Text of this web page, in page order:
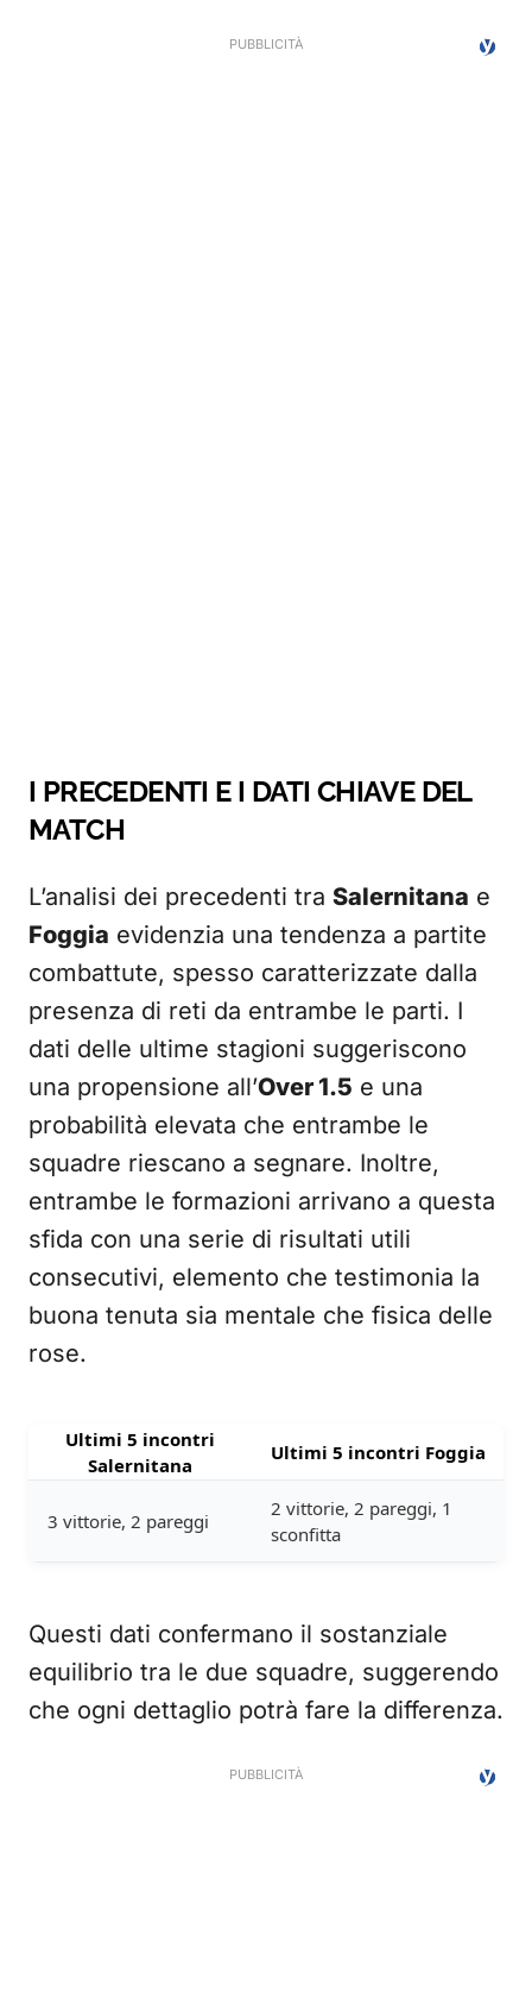
I PRECEDENTI E I DATI CHIAVE DEL
MATCH
L’analisi dei precedenti tra Salernitana e
Foggia evidenzia una tendenza a partite
combattute, spesso caratterizzate dalla
presenza di reti da entrambe le parti. I
dati delle ultime stagioni suggeriscono
una propensione all’Over 1.5 e una
probabilità elevata che entrambe le
squadre riescano a segnare. Inoltre,
entrambe le formazioni arrivano a questa
sfida con una serie di risultati utili
consecutivi, elemento che testimonia la
buona tenuta sia mentale che fisica delle
rose.
Ultimi 5 incontri
Salernitana
Ultimi 5 incontri Foggia
3 vittorie, 2 pareggi
2 vittorie, 2 pareggi, 1
sconfitta
Questi dati confermano il sostanziale
equilibrio tra le due squadre, suggerendo
che ogni dettaglio potrà fare la differenza.